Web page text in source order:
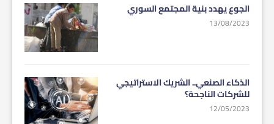
الجوع يهدد بنية المجتمع السوري
13/08/2023
الذكاء الصنعي.. الشريك الاستراتيجي
للشركات الناجحة؟
12/05/2023